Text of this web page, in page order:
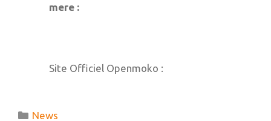
mere :
Site Officiel Openmoko :
Catégories
News